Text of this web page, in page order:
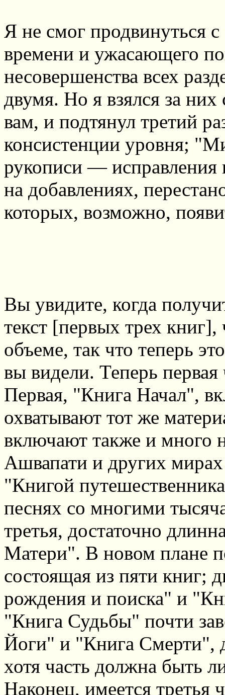
Я не смог продвинуться с
времени и ужасающего
несовершенства всех
двумя. Но я взялся за
вам, и подтянул третий
консистенции уровня;
рукописи — исправления
на добавлениях,
которых, возможно,
Вы увидите, когда
текст [первых трех
объеме, так что теперь
вы видели. Теперь
Первая, "Книга Начал",
охватывают тот же
включают также и много
Ашвапати и других
"Книгой
песнях со многими
третья, достаточно
Матери". В новом плане
состоящая из пяти книг;
рождения и поиска" и
"Книга Судьбы" почти
Йоги" и "Книга Смерти",
хотя часть должна быть
Наконец, имеется третья